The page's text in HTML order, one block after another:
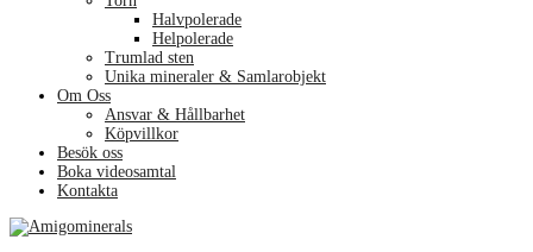
Halvpolerade
Helpolerade
Trumlad sten
Unika mineraler & Samlarobjekt
Om Oss
Ansvar & Hållbarhet
Köpvillkor
Besök oss
Boka videosamtal
Kontakta
Menu